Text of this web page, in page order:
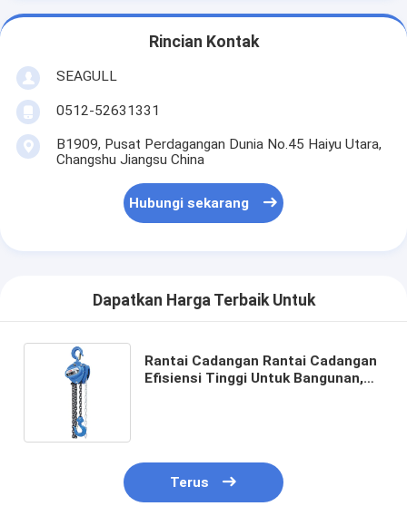
Rincian Kontak
SEAGULL
0512-52631331
B1909, Pusat Perdagangan Dunia No.45 Haiyu Utara,
Changshu Jiangsu China
Hubungi sekarang
Dapatkan Harga Terbaik Untuk
Rantai Cadangan Rantai Cadangan
Efisiensi Tinggi Untuk Bangunan,
Terus